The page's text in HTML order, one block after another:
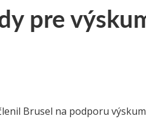
pre
Brusel na podporu